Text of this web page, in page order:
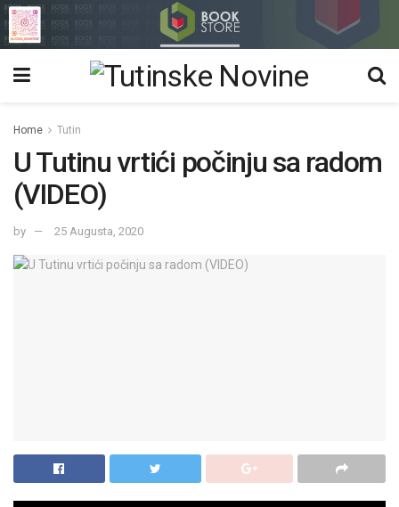
Home Tutin
U Tutinu vrtići počinju sa radom
(VIDEO)
by 25 Augusta, 2020